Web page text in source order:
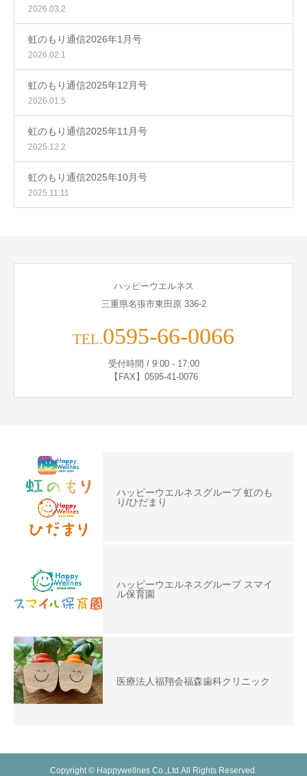
2026.03.2
虹のもり通信2026年1月号
2026.02.1
虹のもり通信2025年12月号
2026.01.5
虹のもり通信2025年11月号
2025.12.2
虹のもり通信2025年10月号
2025.11.11
ハッピーウエルネス
三重県名張市東田原 336-2
TEL.0595-66-0066
受付時間 / 9:00 - 17:00
【FAX】0595-41-0076
ハッピーウエルネスグループ 虹のも
り/ひだまり
ハッピーウエルネスグループ スマイ
ル保育園
医療法人福翔会福森歯科クリニック
Copyright © Happywellnes Co.,Ltd.All Rights Reserved.